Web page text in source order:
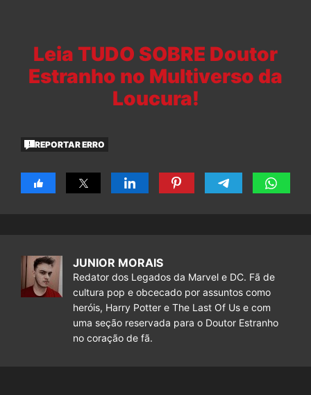
Leia TUDO SOBRE Doutor
Estranho no Multiverso da
Loucura!
REPORTAR ERRO
JUNIOR MORAIS
Redator dos Legados da Marvel e DC. Fã de
cultura pop e obcecado por assuntos como
heróis, Harry Potter e The Last Of Us e com
uma seção reservada para o Doutor Estranho
no coração de fã.